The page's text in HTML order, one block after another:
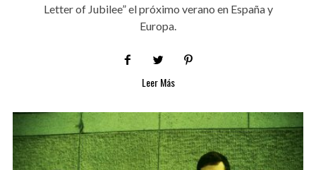
Letter of Jubilee” el próximo verano en España y
Europa.
Leer Más